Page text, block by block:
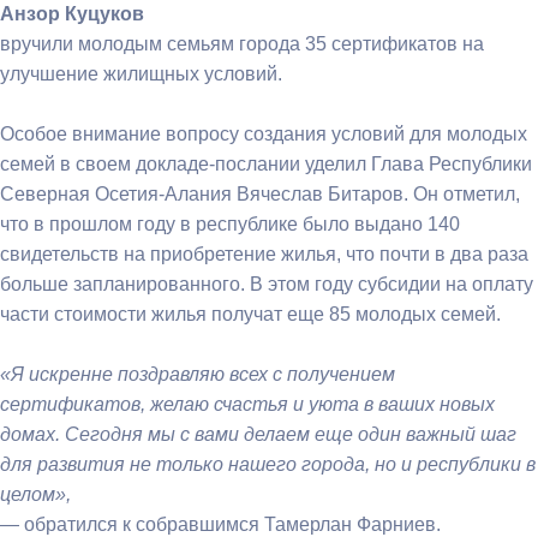
Анзор Куцуков
вручили молодым семьям города 35 сертификатов на
улучшение жилищных условий.
Особое внимание вопросу создания условий для молодых
семей в своем докладе-послании уделил Глава Республики
Северная Осетия-Алания Вячеслав Битаров. Он отметил,
что в прошлом году в республике было выдано 140
свидетельств на приобретение жилья, что почти в два раза
больше запланированного. В этом году субсидии на оплату
части стоимости жилья получат еще 85 молодых семей.
«Я искренне поздравляю всех с получением
сертификатов, желаю счастья и уюта в ваших новых
домах. Сегодня мы с вами делаем еще один важный шаг
для развития не только нашего города, но и республики в
целом»,
— обратился к собравшимся Тамерлан Фарниев.